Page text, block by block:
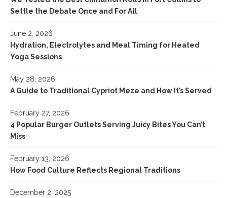
Settle the Debate Once and For All
June 2, 2026
Hydration, Electrolytes and Meal Timing for Heated
Yoga Sessions
May 28, 2026
A Guide to Traditional Cypriot Meze and How It’s Served
February 27, 2026
4 Popular Burger Outlets Serving Juicy Bites You Can’t
Miss
February 13, 2026
How Food Culture Reflects Regional Traditions
December 2, 2025